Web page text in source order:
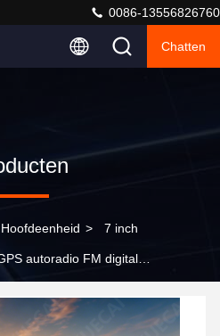
0086-13556826760
Chatten
> 7 inch
autoradio FM digitale